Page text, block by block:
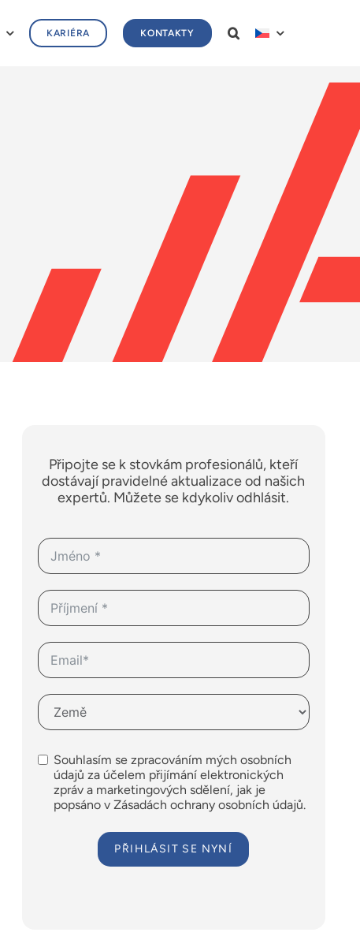
KARIÉRA KONTAKTY
Připojte se k stovkám profesionálů, kteří
dostávají pravidelné aktualizace od našich
expertů. Můžete se kdykoliv odhlásit.
Souhlasím se zpracováním mých osobních
údajů za účelem přijímání elektronických
zpráv a marketingových sdělení, jak je
popsáno v Zásadách ochrany osobních údajů.
PŘIHLÁSIT SE NYNÍ